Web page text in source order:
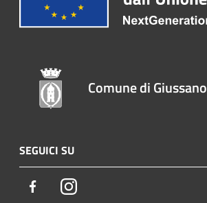
Comune di Giussano
SEGUICI SU
FacebookInstagram